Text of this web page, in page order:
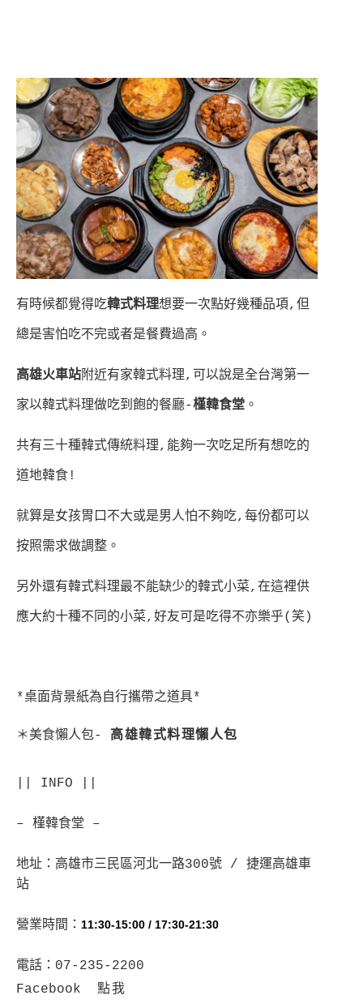
有時候都覺得吃韓式料理想要一次點好幾種品項,但
總是害怕吃不完或者是餐費過高。
高雄火車站附近有家韓式料理,可以說是全台灣第一
家以韓式料理做吃到飽的餐廳-槿韓食堂 。
共有三十種韓式傳統料理,能夠一次吃足所有想吃的
道地韓食!
就算是女孩胃口不大或是男人怕不夠吃,每份都可以
按照需求做調整。
另外還有韓式料理最不能缺少的韓式小菜,在這裡供
應大約十種不同的小菜,好友可是吃得不亦樂乎(笑)
*桌面背景紙為自行攜帶之道具*
＊美食懶人包- 高雄韓式料理懶人包
|| INFO ||
– 槿韓食堂 –
地址：高雄市三民區河北一路300號 / 捷運高雄車
站
營業時間： 11:30-15:00 / 17:30-21:30
電話： 07-235-2200
Facebook 點我